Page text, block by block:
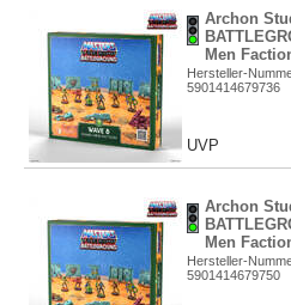
Archon
Men
Hersteller-
5901414679736
UVP
Archon
Men
Hersteller-
5901414679750